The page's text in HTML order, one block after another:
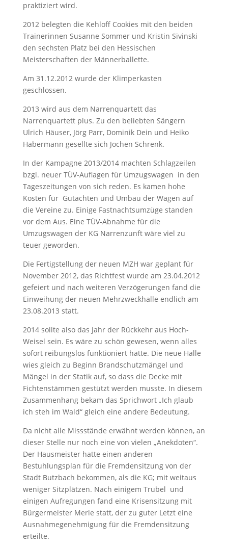
praktiziert wird.
2012 belegten die Kehloff Cookies mit den beiden
Trainerinnen Susanne Sommer und Kristin Sivinski
den sechsten Platz bei den Hessischen
Meisterschaften der Männerballette.
Am 31.12.2012 wurde der Klimperkasten
geschlossen.
2013 wird aus dem Narrenquartett das
Narrenquartett plus. Zu den beliebten Sängern
Ulrich Häuser, Jörg Parr, Dominik Dein und Heiko
Habermann gesellte sich Jochen Schrenk.
In der Kampagne 2013/2014 machten Schlagzeilen
bzgl. neuer TÜV-Auflagen für Umzugswagen in den
Tageszeitungen von sich reden. Es kamen hohe
Kosten für Gutachten und Umbau der Wagen auf
die Vereine zu. Einige Fastnachtsumzüge standen
vor dem Aus. Eine TÜV-Abnahme für die
Umzugswagen der KG Narrenzunft wäre viel zu
teuer geworden.
Die Fertigstellung der neuen MZH war geplant für
November 2012, das Richtfest wurde am 23.04.2012
gefeiert und nach weiteren Verzögerungen fand die
Einweihung der neuen Mehrzweckhalle endlich am
23.08.2013 statt.
2014 sollte also das Jahr der Rückkehr aus Hoch-
Weisel sein. Es wäre zu schön gewesen, wenn alles
sofort reibungslos funktioniert hätte. Die neue Halle
wies gleich zu Beginn Brandschutzmängel und
Mängel in der Statik auf, so dass die Decke mit
Fichtenstämmen gestützt werden musste. In diesem
Zusammenhang bekam das Sprichwort „Ich glaub
ich steh im Wald“ gleich eine andere Bedeutung.
Da nicht alle Missstände erwähnt werden können, an
dieser Stelle nur noch eine von vielen „Anekdoten“.
Der Hausmeister hatte einen anderen
Bestuhlungsplan für die Fremdensitzung von der
Stadt Butzbach bekommen, als die KG; mit weitaus
weniger Sitzplätzen. Nach einigem Trubel und
einigen Aufregungen fand eine Krisensitzung mit
Bürgermeister Merle statt, der zu guter Letzt eine
Ausnahmegenehmigung für die Fremdensitzung
erteilte.